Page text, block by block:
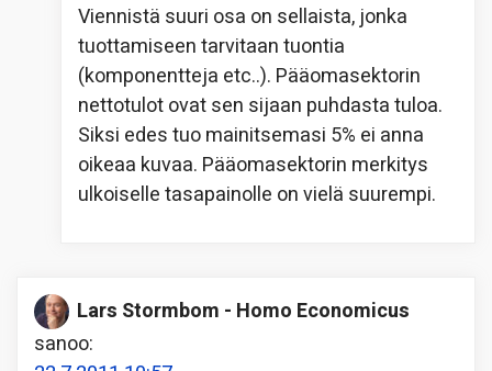
Viennistä suuri osa on sellaista, jonka
tuottamiseen tarvitaan tuontia
(komponentteja etc..). Pääomasektorin
nettotulot ovat sen sijaan puhdasta tuloa.
Siksi edes tuo mainitsemasi 5% ei anna
oikeaa kuvaa. Pääomasektorin merkitys
ulkoiselle tasapainolle on vielä suurempi.
Lars Stormbom - Homo Economicus
sanoo: